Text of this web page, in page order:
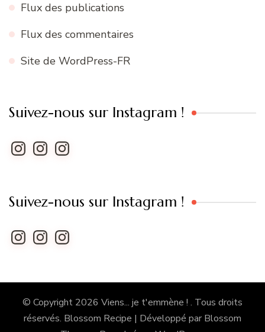
Flux des publications
Flux des commentaires
Site de WordPress-FR
Suivez-nous sur Instagram !
Instagram
InstagramInstagram
Suivez-nous sur Instagram !
Instagram
InstagramInstagram
© Copyright 2026 Viens... je t'emmène ! . Tous droits
réservés. Blossom Recipe | Développé par Blossom